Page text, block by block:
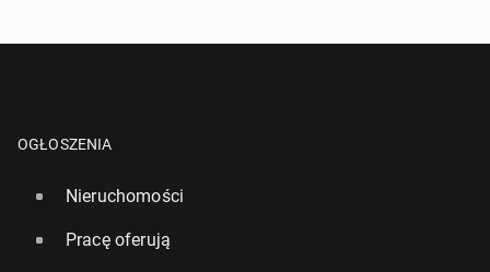
OGŁOSZENIA
Nieruchomości
Pracę oferują